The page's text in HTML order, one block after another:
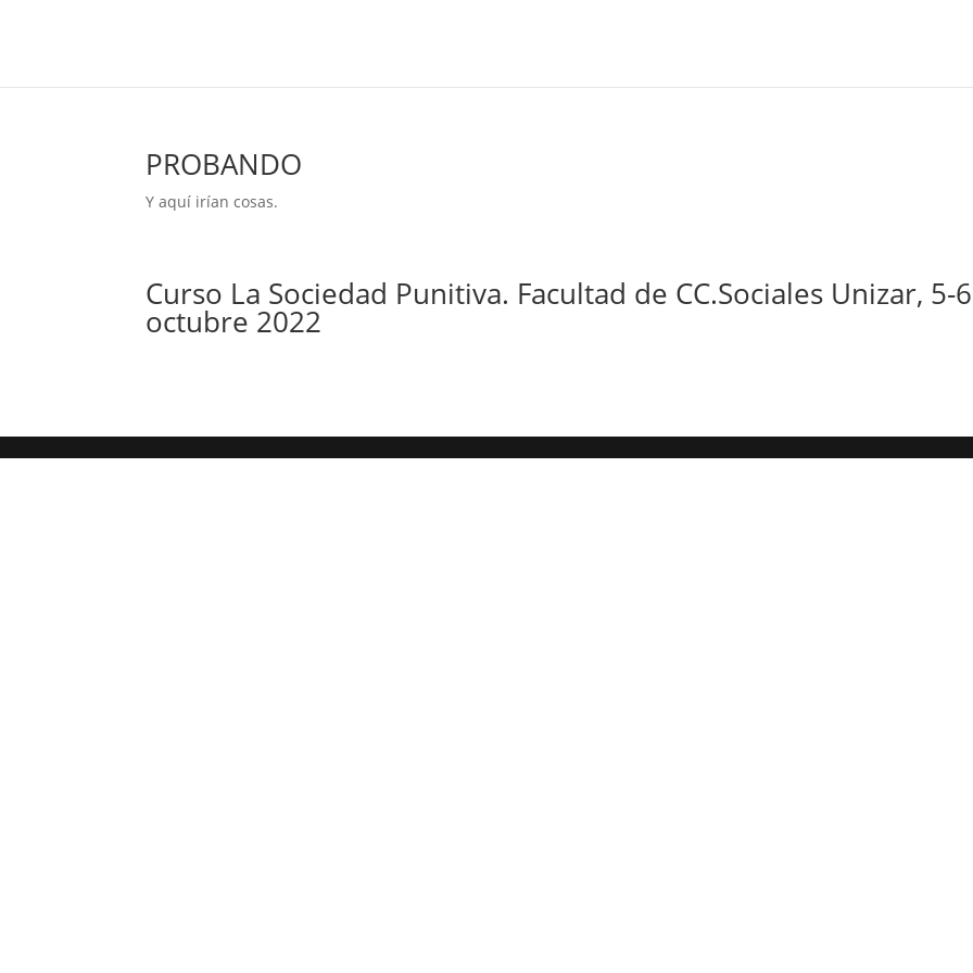
PROBANDO
Y aquí irían cosas.
Curso La Sociedad Punitiva. Facultad de CC.Sociales Unizar, 5-
octubre 2022